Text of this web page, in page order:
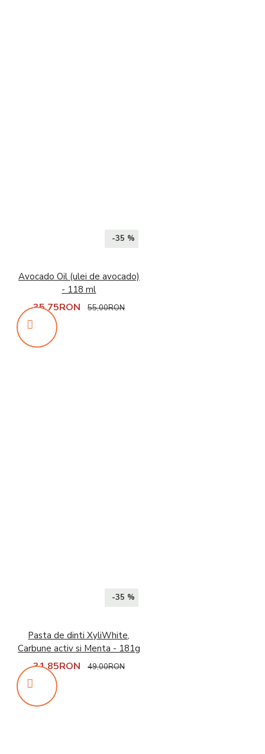
-35 %
Avocado Oil (ulei de avocado)
- 118 ml
35,75RON 55,00RON
-35 %
Pasta de dinti XyliWhite,
Carbune activ si Menta - 181g
31,85RON 49,00RON